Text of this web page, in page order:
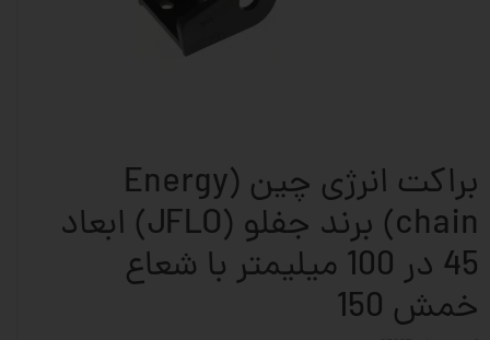
براکت انرژی چین (Energy
chain) برند جفلو (JFLO) ابعاد
45 در 100 میلیمتر با شعاع
خمش 150